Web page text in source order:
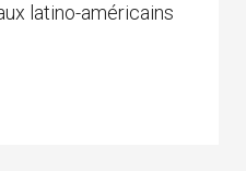
latino-américains